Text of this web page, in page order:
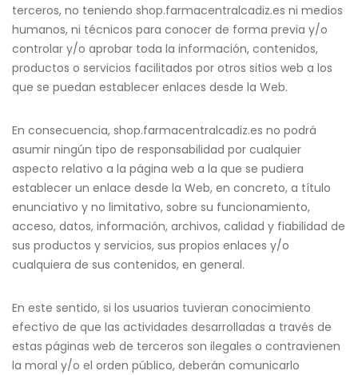
terceros, no teniendo shop.farmacentralcadiz.es ni medios
humanos, ni técnicos para conocer de forma previa y/o
controlar y/o aprobar toda la información, contenidos,
productos o servicios facilitados por otros sitios web a los
que se puedan establecer enlaces desde la Web.
En consecuencia, shop.farmacentralcadiz.es no podrá
asumir ningún tipo de responsabilidad por cualquier
aspecto relativo a la página web a la que se pudiera
establecer un enlace desde la Web, en concreto, a título
enunciativo y no limitativo, sobre su funcionamiento,
acceso, datos, información, archivos, calidad y fiabilidad de
sus productos y servicios, sus propios enlaces y/o
cualquiera de sus contenidos, en general.
En este sentido, si los usuarios tuvieran conocimiento
efectivo de que las actividades desarrolladas a través de
estas páginas web de terceros son ilegales o contravienen
la moral y/o el orden público, deberán comunicarlo